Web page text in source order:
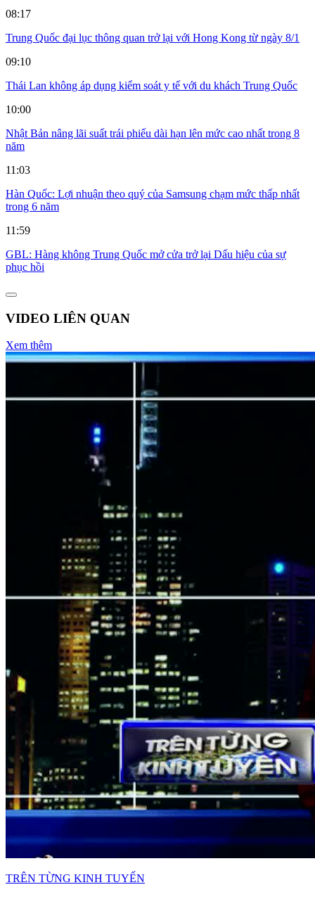
08:17
Trung Quốc đại lục thông quan trở lại với Hong Kong từ ngày 8/1
09:10
Thái Lan không áp dụng kiểm soát y tế với du khách Trung Quốc
10:00
Nhật Bản nâng lãi suất trái phiếu dài hạn lên mức cao nhất trong 8
năm
11:03
Hàn Quốc: Lợi nhuận theo quý của Samsung chạm mức thấp nhất
trong 6 năm
11:59
GBL: Hàng không Trung Quốc mở cửa trở lại Dấu hiệu của sự
phục hồi
VIDEO LIÊN QUAN
Xem thêm
TRÊN TỪNG KINH TUYẾN